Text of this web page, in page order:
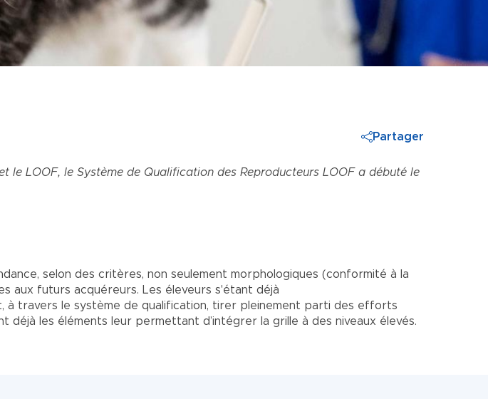
Partager
LOOF, le Système de Qualification des Reproducteurs LOOF a débuté le
selon des critères, non seulement morphologiques (conformité à la
aux futurs acquéreurs. Les éleveurs s'étant déjà
à travers le système de qualification, tirer pleinement parti des efforts
les éléments leur permettant d’intégrer la grille à des niveaux élevés.